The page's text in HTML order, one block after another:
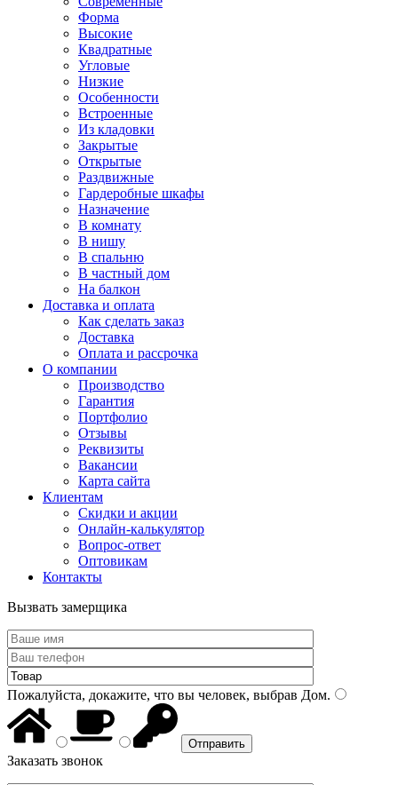
Форма
Высокие
Квадратные
Угловые
Низкие
Особенности
Встроенные
Из кладовки
Закрытые
Открытые
Раздвижные
Гардеробные шкафы
Назначение
В комнату
В нишу
В спальню
В частный дом
На балкон
Доставка и оплата
Как сделать заказ
Доставка
Оплата и рассрочка
О компании
Производство
Гарантия
Портфолио
Отзывы
Реквизиты
Вакансии
Карта сайта
Клиентам
Скидки и акции
Онлайн-калькулятор
Вопрос-ответ
Оптовикам
Контакты
Вызвать замерщика
Пожалуйста, докажите, что вы человек, выбрав Дом.
Заказать звонок